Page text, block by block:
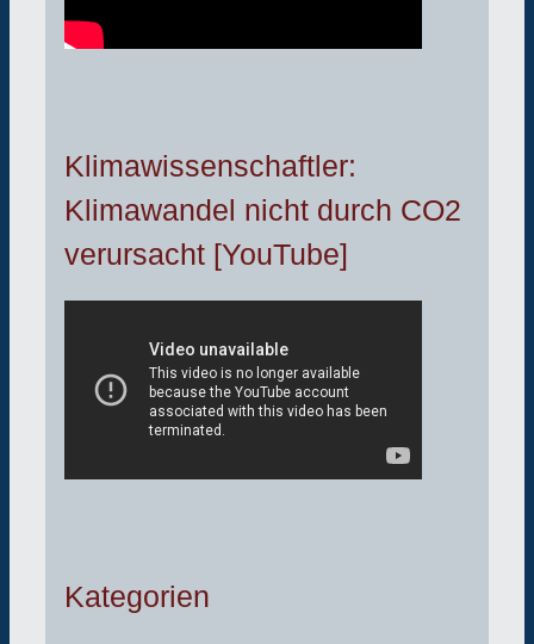
Klimawissenschaftler:
Klimawandel nicht durch CO2
verursacht [YouTube]
Kategorien